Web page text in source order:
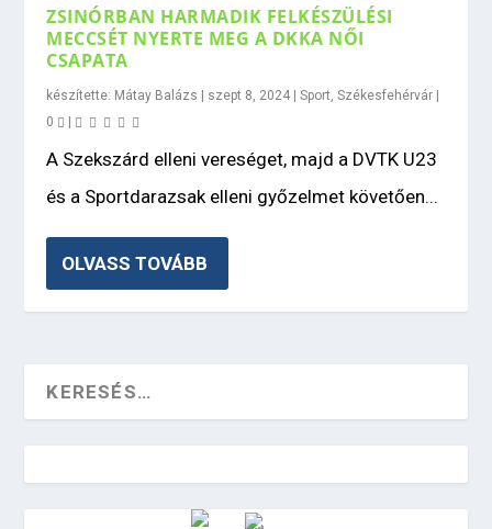
ZSINÓRBAN HARMADIK FELKÉSZÜLÉSI
MECCSÉT NYERTE MEG A DKKA NŐI
CSAPATA
készítette: Mátay Balázs szept 8, 2024 |Sport,Székesfehérvár
0
A Szekszárd elleni vereséget, majd a DVTK U23
és a Sportdarazsak elleni győzelmet követően...
OLVASS TOVÁBB